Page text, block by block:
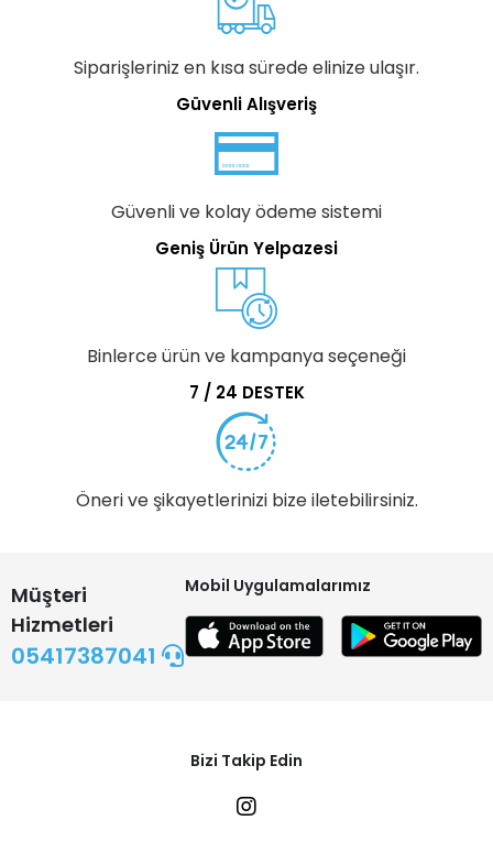
Siparişleriniz en kısa sürede elinize ulaşır.
Güvenli Alışveriş
Güvenli ve kolay ödeme sistemi
Geniş Ürün Yelpazesi
Binlerce ürün ve kampanya seçeneği
7 / 24 DESTEK
Öneri ve şikayetlerinizi bize iletebilirsiniz.
Müşteri
Hizmetleri
05417387041
Mobil Uygulamalarımız
Bizi Takip Edin